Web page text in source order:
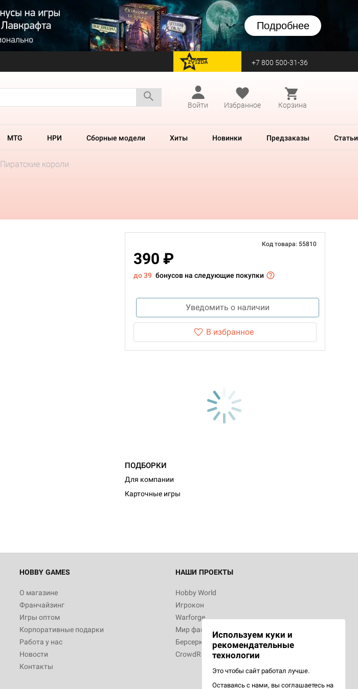
Подробнее
перейти на Zvezda +7 800 500-31-36
Войти
Избранное Корзина
MTG НРИ Сборные модели Хиты Новинки Предзаказы Статьи
Пиратские короли
Код товара: 55810
390 ₽
до 39 бонусов на следующие покупки
Уведомить о наличии
В избранное
ПОДБОРКИ
Для компании
Карточные игры
HOBBY GAMES
О магазине
Франчайзинг
Игры оптом
Корпоративные подарки
Работа у нас
Новости
Контакты
НАШИ ПРОЕКТЫ
Hobby World
Игрокон
Warforge
Мир фантастики
Берсерк
CrowdRepublic
Используем куки и
рекомендательные
технологии
Это чтобы сайт работал лучше.
Оставаясь с нами, вы соглашаетесь на